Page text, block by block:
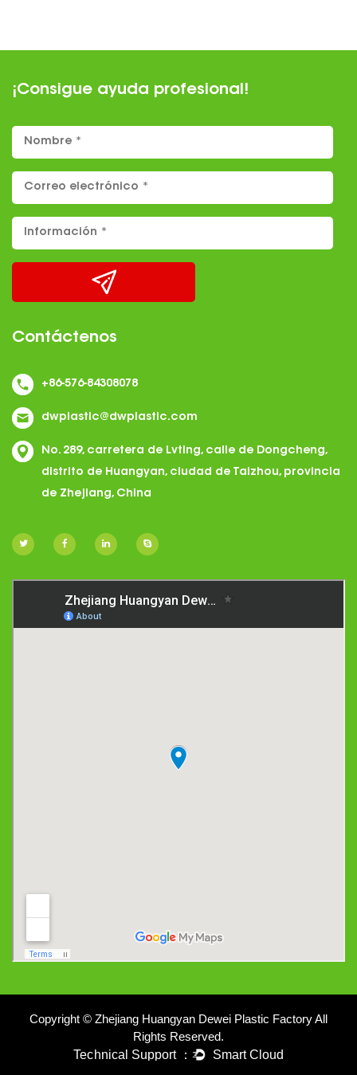
¡Consigue ayuda profesional!
Contáctenos
+86-576-84308078
dwplastic@dwplastic.com
No. 289, carretera de Lvting, calle de Dongcheng,
distrito de Huangyan, ciudad de Taizhou, provincia
de Zhejiang, China
Copyright © Zhejiang Huangyan Dewei Plastic Factory All
Rights Reserved.